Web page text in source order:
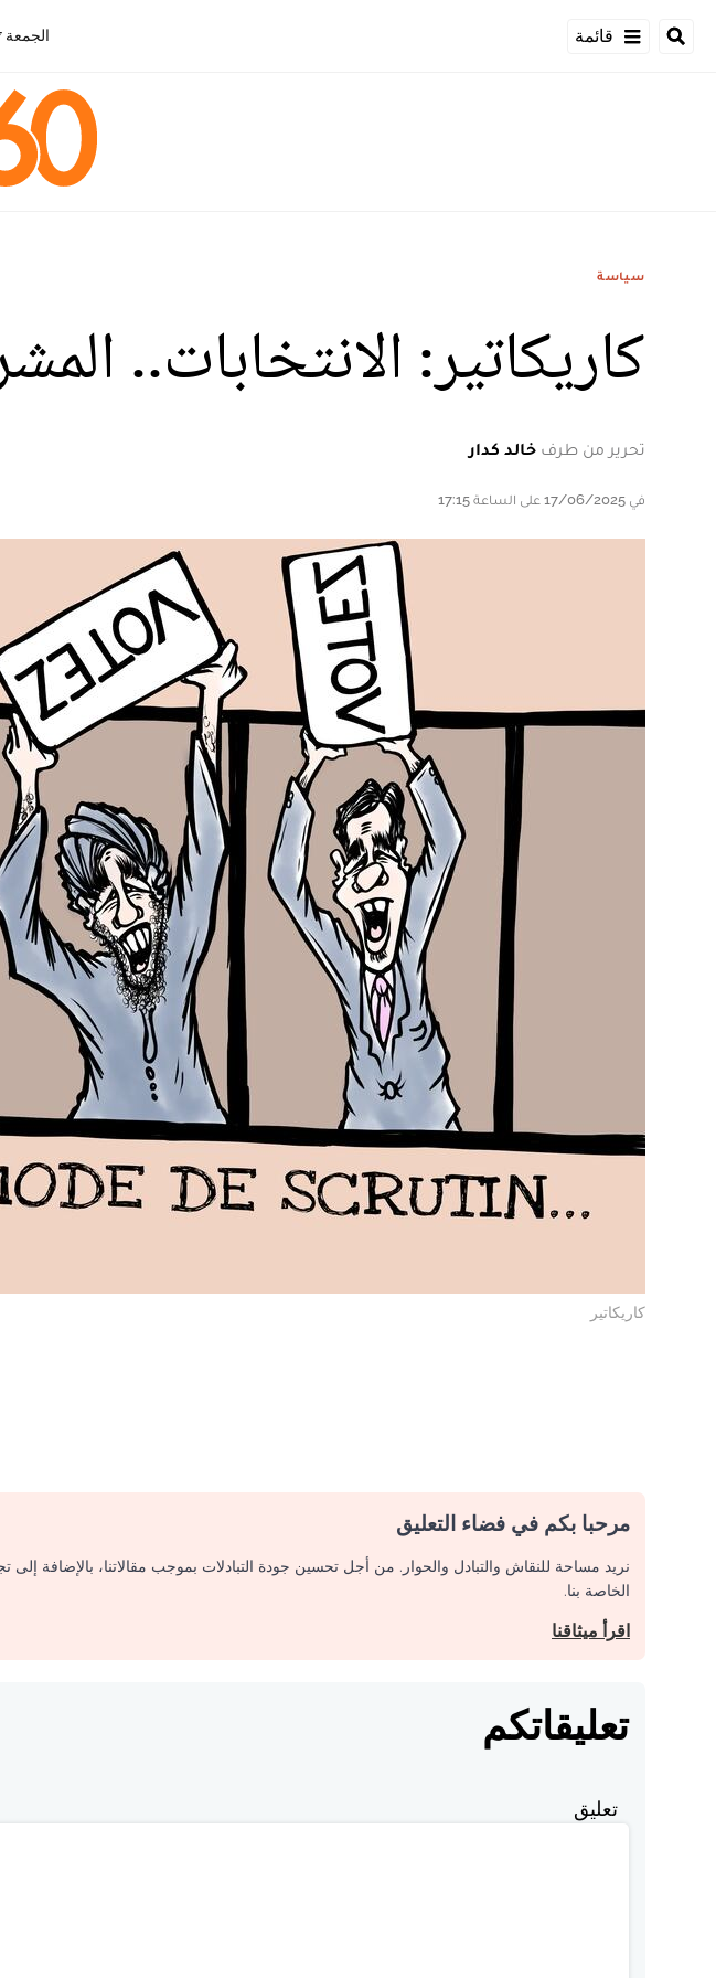
قائمة الجمعة
سياسة
كاريكاتير: الانتخابات..
تحرير من طرف خالد كدار
في 17/06/2025 على الساعة 17:15
كاريكاتير
مرحبا بكم في فضاء التعليق
نريد مساحة للنقاش والتبادل والحوار. من أجل تحسين جودة التبادلات بموجب مقالاتنا، بالإضافة
الخاصة بنا.
اقرأ ميثاقنا
تعليقاتكم
تعليق